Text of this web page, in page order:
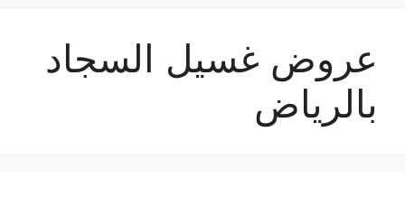
عروض غسيل السجاد
بالرياض